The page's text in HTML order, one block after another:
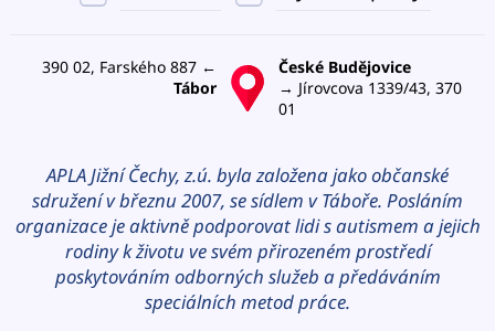
390 02, Farského 887 ←
Tábor
České Budějovice
→ Jírovcova 1339/43, 370
01
APLA Jižní Čechy, z.ú. byla založena jako občanské
sdružení v březnu 2007, se sídlem v Táboře. Posláním
organizace je aktivně podporovat lidi s autismem a jejich
rodiny k životu ve svém přirozeném prostředí
poskytováním odborných služeb a předáváním
speciálních metod práce.